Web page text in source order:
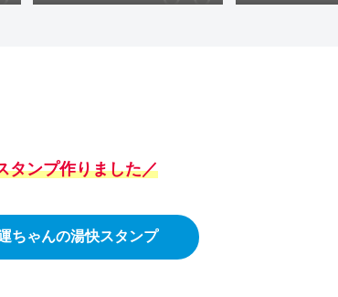
タンプ作りました／
ちゃんの湯快スタンプ